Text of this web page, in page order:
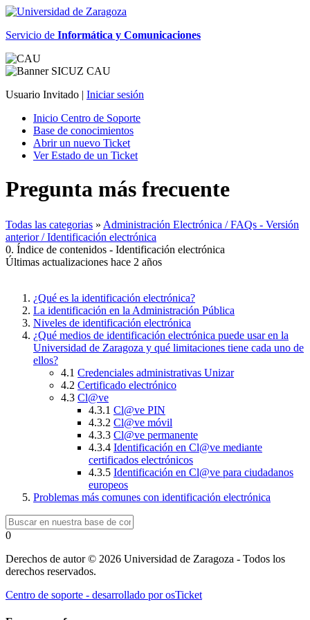
Servicio de Informática y Comunicaciones
Usuario Invitado | Iniciar sesión
Inicio Centro de Soporte
Base de conocimientos
Abrir un nuevo Ticket
Ver Estado de un Ticket
Pregunta más frecuente
Todas las categorias » Administración Electrónica / FAQs - Versión
anterior / Identificación electrónica
0. Índice de contenidos - Identificación electrónica
Últimas actualizaciones hace 2 años
¿Qué es la identificación electrónica?
La identificación en la Administración Pública
Niveles de identificación electrónica
¿Qué medios de identificación electrónica puede usar en la
Universidad de Zaragoza y qué limitaciones tiene cada uno de
ellos?
4.1 Credenciales administrativas Unizar
4.2 Certificado electrónico
4.3 Cl@ve
4.3.1 Cl@ve PIN
4.3.2 Cl@ve móvil
4.3.3 Cl@ve permanente
4.3.4 Identificación en Cl@ve mediante
certificados electrónicos
4.3.5 Identificación en Cl@ve para ciudadanos
europeos
Problemas más comunes con identificación electrónica
0
Derechos de autor © 2026 Universidad de Zaragoza - Todos los
derechos reservados.
Centro de soporte - desarrollado por osTicket